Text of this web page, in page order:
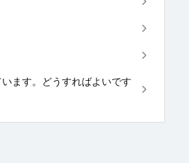
ます。どうすればよいです